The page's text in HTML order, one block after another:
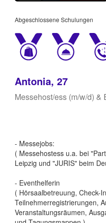
Abgeschlossene Schulungen
Antonia, 27
Messehost/ess (m/w/d) &
- Messejobs:
( Messehostess u.a. bei
Leipzig und "JURIS" beim
- Eventhelferin
( Hörsaalbetreuung, Check-
Teilnehmerregistrierungen,
Veranstaltungsräumen,